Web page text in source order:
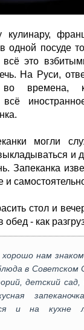
кулинару,
одной посуде
всё это
На Руси,
времена,
всё
могли
и
Запеканка
и
стол и
обед - как
нам
в Советском
детский сад,
и на кухне